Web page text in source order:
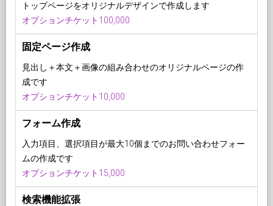
トップページをオリジナルデザインで作成します
オプションチケット100,000
固定ページ作成
見出し＋本文＋画像の組み合わせのオリジナルページの作
成です
オプションチケット10,000
フォーム作成
入力項目、選択項目が最大10個までのお問い合わせフォー
ムの作成です
オプションチケット15,000
検索機能拡張